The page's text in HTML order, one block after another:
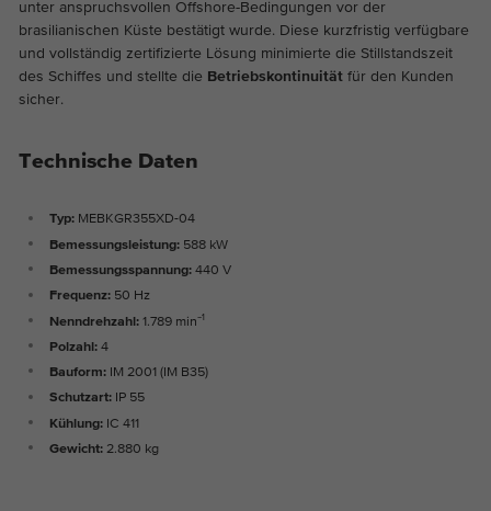
unter anspruchsvollen Offshore-Bedingungen vor der
brasilianischen Küste bestätigt wurde. Diese kurzfristig verfügbare
und vollständig zertifizierte Lösung minimierte die Stillstandszeit
des Schiffes und stellte die Betriebskontinuität für den Kunden
sicher.
Technische Daten
Typ: MEBKGR355XD-04
Bemessungsleistung: 588 kW
Bemessungsspannung: 440 V
Frequenz: 50 Hz
Nenndrehzahl:1.789 min⁻¹
Polzahl:4
Bauform: IM 2001 (IM B35)
Schutzart: IP 55
Kühlung: IC 411
Gewicht: 2.880 kg